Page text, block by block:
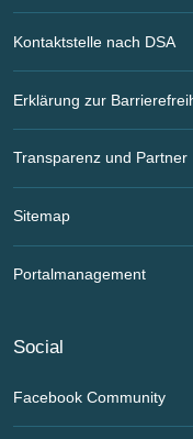
Kontaktstelle nach DSA
Erklärung zur
Transparenz und Partner
Sitemap
Portalmanagement
Social
Facebook Community